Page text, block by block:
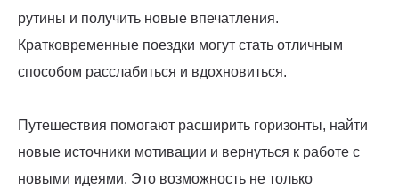
рутины и получить новые впечатления.
Кратковременные поездки могут стать отличным
способом расслабиться и вдохновиться.
Путешествия помогают расширить горизонты, найти
новые источники мотивации и вернуться к работе с
новыми идеями. Это возможность не только